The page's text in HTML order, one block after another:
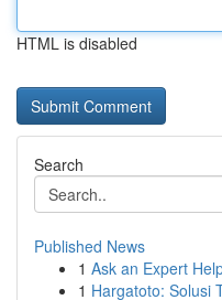
HTML is disabled
Search
Published News
1 Ask an Expert
1 Hargatoto: Solusi